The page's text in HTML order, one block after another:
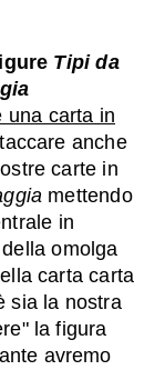
Tipi da
una carta in
anche
carte in
mettendo
in
omolga
carta carta
sia la nostra
la figura
avremo